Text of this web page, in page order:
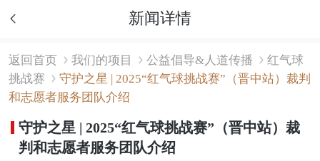
新闻详情
返回首页 我们的项目 公益倡导&人道传播
红气球
挑战赛
守护之星 | 2025“红气球挑战赛”（晋中站）裁判
和志愿者服务团队介绍
守护之星 | 2025“红气球挑战赛”（晋中站）裁
判和志愿者服务团队介绍